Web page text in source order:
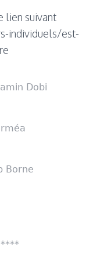
lien suivant
individuels/est-
Dobi
Borne